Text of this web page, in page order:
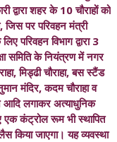
द्वारा शहर के 10 चौराहों को
जिस पर परिवहन मंत्री
परिवहन विभाग द्वारा 3
समिति के नियंत्रण में नगर
मिड्ढी चौराहा, बस स्टैंड
मंदिर, कदम चौराहा व
आदि लगाकर अत्याधुनिक
एक कंट्रोल रूम भी स्थापित
किया जाएगा। यह व्यवस्था